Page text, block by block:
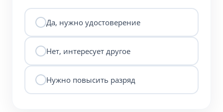
Да, нужно удостоверение
Нет, интересует другое
Нужно повысить разряд